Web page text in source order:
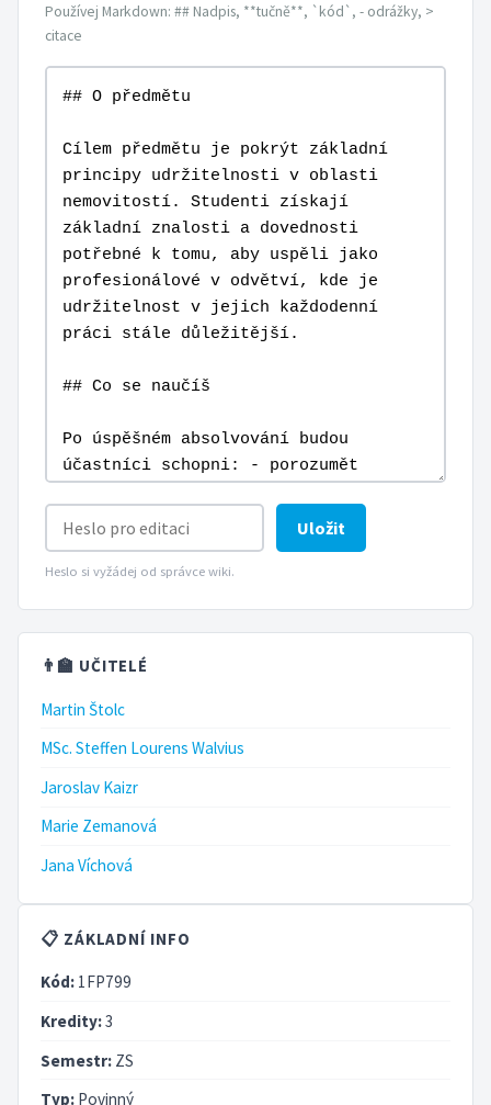
Používej Markdown: ## Nadpis, **tučně**, `kód`, - odrážky, >
citace
Uložit
Heslo si vyžádej od správce wiki.
👨‍🏫 UČITELÉ
Martin Štolc
MSc. Steffen Lourens Walvius
Jaroslav Kaizr
Marie Zemanová
Jana Víchová
📋 ZÁKLADNÍ INFO
Kód: 1FP799
Kredity:3
Semestr: ZS
Typ: Povinný